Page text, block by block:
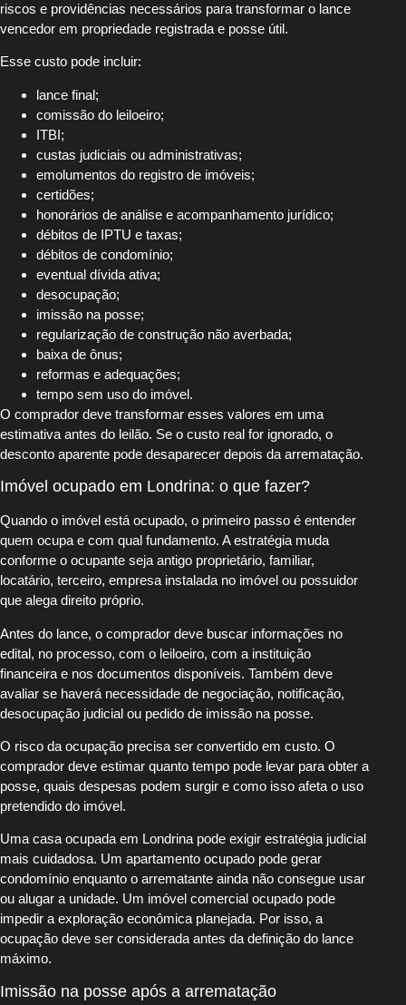
riscos e providências necessários para transformar o lance
vencedor em propriedade registrada e posse útil.
Esse custo pode incluir:
lance final;
comissão do leiloeiro;
ITBI;
custas judiciais ou administrativas;
emolumentos do registro de imóveis;
certidões;
honorários de análise e acompanhamento jurídico;
débitos de IPTU e taxas;
débitos de condomínio;
eventual dívida ativa;
desocupação;
imissão na posse;
regularização de construção não averbada;
baixa de ônus;
reformas e adequações;
tempo sem uso do imóvel.
O comprador deve transformar esses valores em uma
estimativa antes do leilão. Se o custo real for ignorado, o
desconto aparente pode desaparecer depois da arrematação.
Imóvel ocupado em Londrina: o que fazer?
Quando o imóvel está ocupado, o primeiro passo é entender
quem ocupa e com qual fundamento. A estratégia muda
conforme o ocupante seja antigo proprietário, familiar,
locatário, terceiro, empresa instalada no imóvel ou possuidor
que alega direito próprio.
Antes do lance, o comprador deve buscar informações no
edital, no processo, com o leiloeiro, com a instituição
financeira e nos documentos disponíveis. Também deve
avaliar se haverá necessidade de negociação, notificação,
desocupação judicial ou pedido de imissão na posse.
O risco da ocupação precisa ser convertido em custo. O
comprador deve estimar quanto tempo pode levar para obter a
posse, quais despesas podem surgir e como isso afeta o uso
pretendido do imóvel.
Uma casa ocupada em Londrina pode exigir estratégia judicial
mais cuidadosa. Um apartamento ocupado pode gerar
condomínio enquanto o arrematante ainda não consegue usar
ou alugar a unidade. Um imóvel comercial ocupado pode
impedir a exploração econômica planejada. Por isso, a
ocupação deve ser considerada antes da definição do lance
máximo.
Imissão na posse após a arrematação